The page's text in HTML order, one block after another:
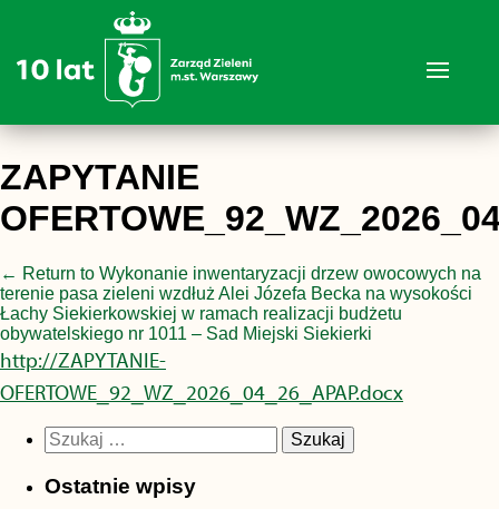
ZAPYTANIE
← Return to Wykonanie inwentaryzacji drzew owocowych na
terenie pasa zieleni wzdłuż Alei Józefa Becka na wysokości
Łachy Siekierkowskiej w ramach realizacji budżetu
obywatelskiego nr 1011 – Sad Miejski Siekierki
http://ZAPYTANIE-
OFERTOWE_92_WZ_2026_04_26_APAP.docx
Szukaj:
Ostatnie wpisy